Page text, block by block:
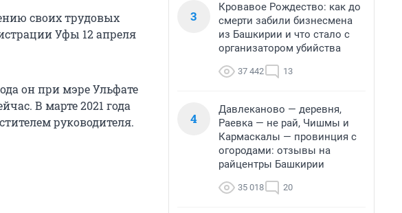
своих трудовых
Уфы 12 апреля
он при мэре Ульфате
В марте 2021 года
руководителя.
3
Кровавое Рождество: как до
смерти забили бизнесмена
из Башкирии и что стало с
организатором убийства
37 442 13
4
Давлеканово — деревня,
Раевка — не рай, Чишмы и
Кармаскалы — провинция с
огородами: отзывы на
райцентры Башкирии
35 018 20